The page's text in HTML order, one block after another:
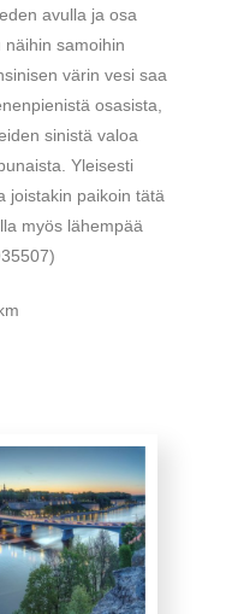
avulla ja osa
samoihin
värin vesi saa
osasista,
sinistä valoa
Yleisesti
joistakin paikoin tätä
myös lähempää